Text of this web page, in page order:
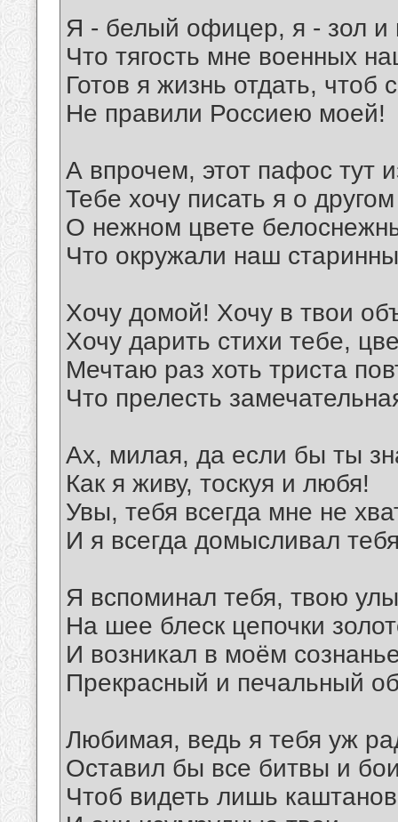
Я - белый офицер, я - зол и
Что тягость мне военных
Готов я жизнь отдать, чтоб
Не правили Россиею моей!
А впрочем, этот пафос тут
Тебе хочу писать я о
О нежном цвете
Что окружали наш
Хочу домой! Хочу в твои
Хочу дарить стихи тебе,
Мечтаю раз хоть триста
Что прелесть
Ах, милая, да если бы ты
Как я живу, тоскуя и любя!
Увы, тебя всегда мне не
И я всегда домысливал
Я вспоминал тебя, твою
На шее блеск цепочки
И возникал в моём
Прекрасный и печальный
Любимая, ведь я тебя уж
Оставил бы все битвы и
Чтоб видеть лишь